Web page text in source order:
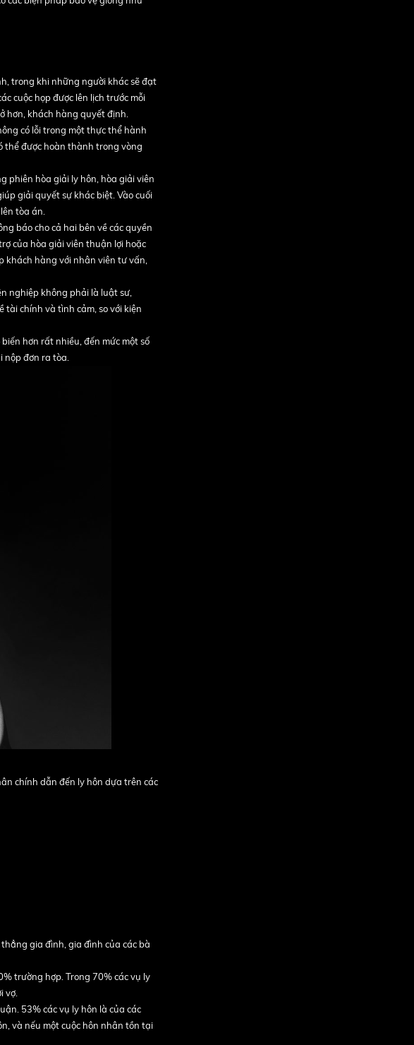
trong khi những người khác sẽ đạt
cuộc họp được lên lịch trước mỗi
hơn, khách hàng quyết định.
có lỗi trong một thực thể hành
thể được hoàn thành trong vòng
phiên hòa giải ly hôn, hòa giải viên
giải quyết sự khác biệt. Vào cuối
tòa án.
báo cho cả hai bên về các quyền
của hòa giải viên thuận lợi hoặc
khách hàng với nhân viên tư vấn,
nghiệp không phải là luật sư,
tài chính và tình cảm, so với kiện
hơn rất nhiều, đến mức một số
nộp đơn ra tòa.
chính dẫn đến ly hôn dựa trên các
gia đình, gia đình của các bà
trường hợp. Trong 70% các vụ ly
vợ.
53% các vụ ly hôn là của các
và nếu một cuộc hôn nhân tồn tại